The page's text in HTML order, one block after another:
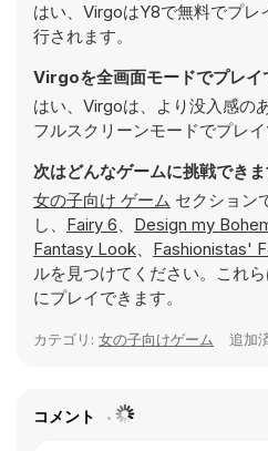
はい、VirgoはY8で無料でプレ
行されます。
Virgoを全画面モードでプレイ
はい、Virgoは、より没入感の
フルスクリーンモードでプレイ
次はどんなゲームに挑戦できま
女の子向け ゲーム セクション
し、 Fairy 6、 Design my
Fantasy Look、 Fashionistas'
ルを見つけてください。これ
にプレイできます。
カテゴリ: 女の子向けゲーム 追加
コメント